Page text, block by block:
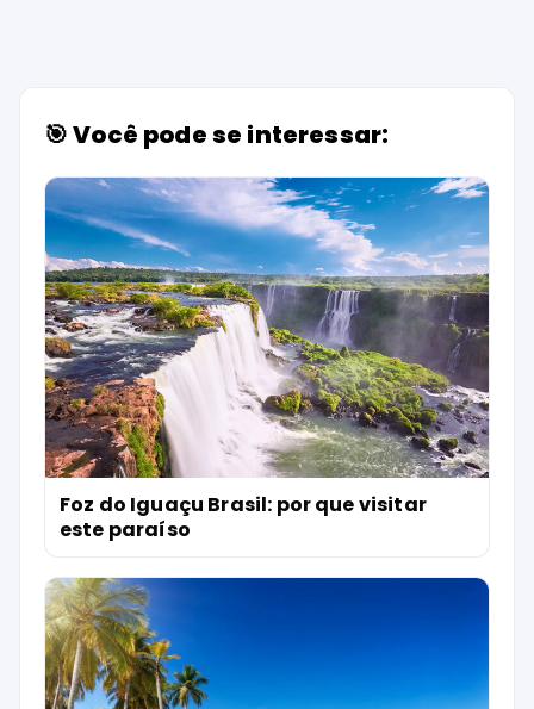
🎯 Você pode se interessar:
Foz do Iguaçu Brasil: por que visitar
este paraíso